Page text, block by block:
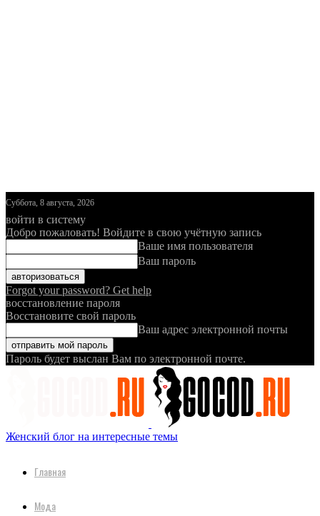
Суббота, 8 августа, 2026
войти в систему
Добро пожаловать! Войдите в свою учётную запись
Ваше имя пользователя
Ваш пароль
Forgot your password? Get help
восстановление пароля
Восстановите свой пароль
Ваш адрес электронной почты
Пароль будет выслан Вам по электронной почте.
Женский блог на интересные темы
Главная
Мода